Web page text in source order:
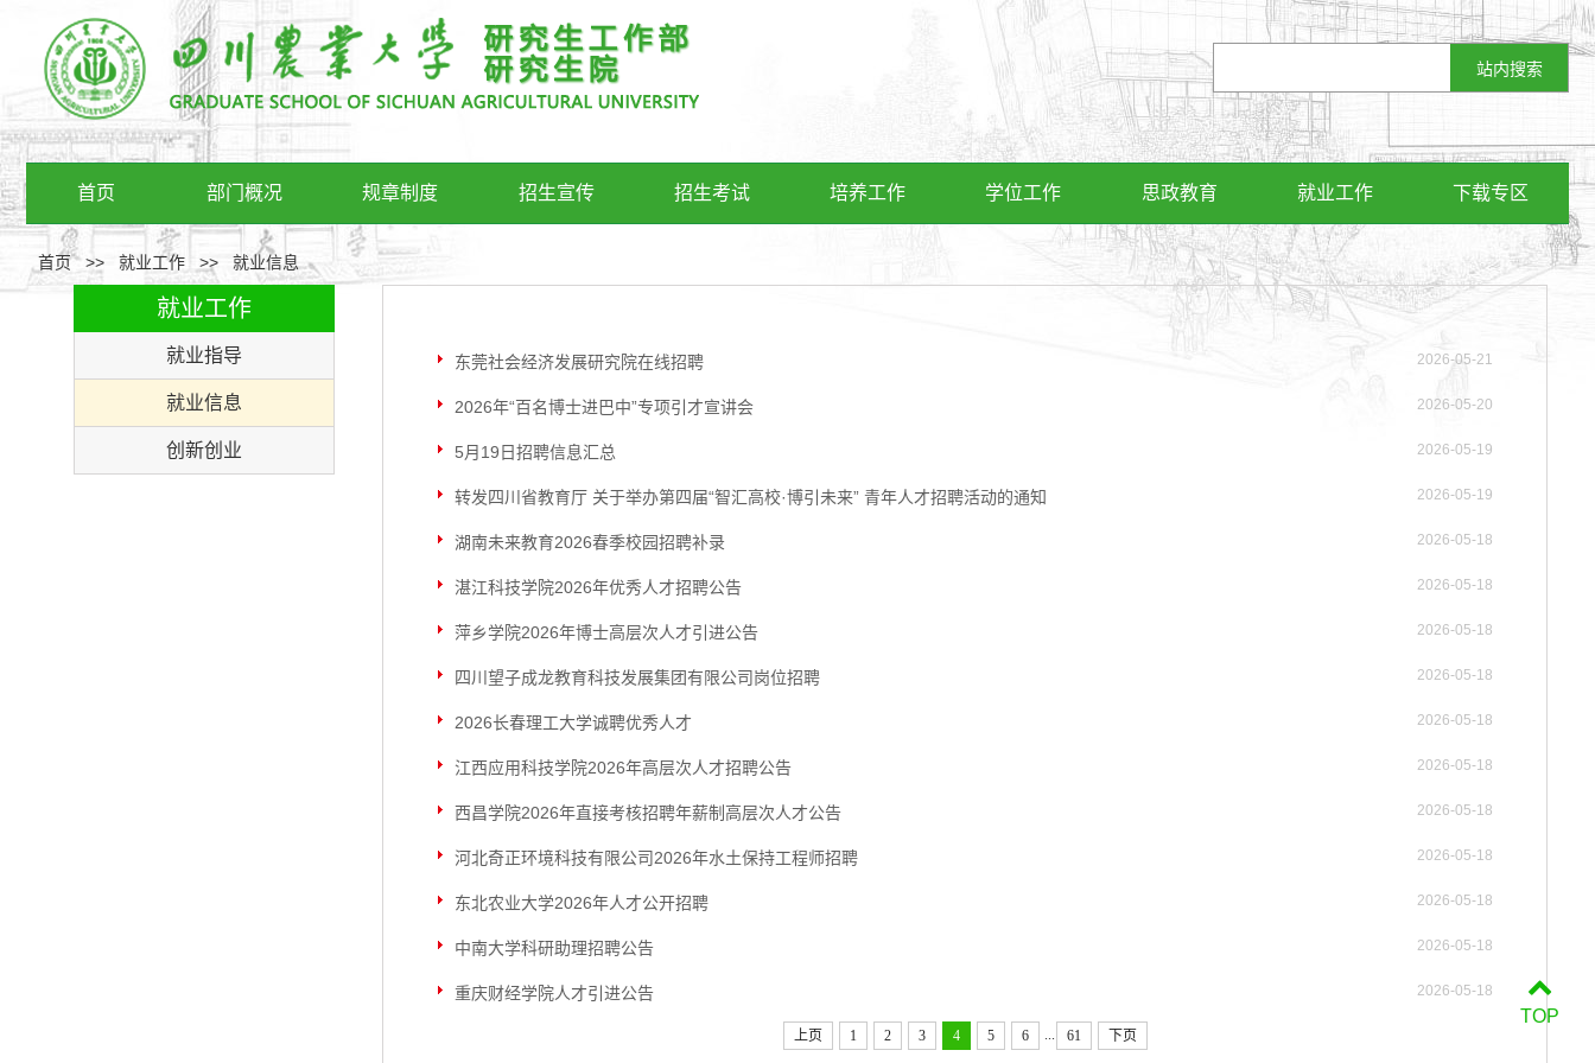
首页 部门概况 规章制度 招生宣传 招生考试 培养工作 学位工作 思政教育 就业工作 下载专区
首页>> 就业工作 >> 就业信息
就业工作
就业指导
就业信息
创新创业
2026-05-21
东莞社会经济发展研究院在线招聘
2026-05-20
2026年“百名博士进巴中”专项引才宣讲会
2026-05-19
5月19日招聘信息汇总
2026-05-19
转发四川省教育厅 关于举办第四届“智汇高校·博引未来” 青年人才招聘活动的通知
2026-05-18
湖南未来教育2026春季校园招聘补录
2026-05-18
湛江科技学院2026年优秀人才招聘公告
2026-05-18
萍乡学院2026年博士高层次人才引进公告
2026-05-18
四川望子成龙教育科技发展集团有限公司岗位招聘
2026-05-18
2026长春理工大学诚聘优秀人才
2026-05-18
江西应用科技学院2026年高层次人才招聘公告
2026-05-18
西昌学院2026年直接考核招聘年薪制高层次人才公告
2026-05-18
河北奇正环境科技有限公司2026年水土保持工程师招聘
2026-05-18
东北农业大学2026年人才公开招聘
2026-05-18
中南大学科研助理招聘公告
2026-05-18
重庆财经学院人才引进公告
上页 1 2 3 4 5 6 61 下页
TOP